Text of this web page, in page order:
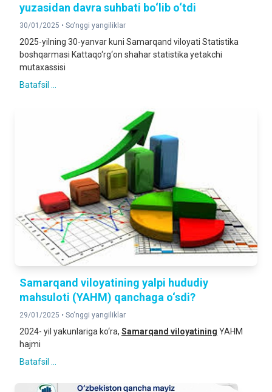
yuzasidan davra suhbati bo‘lib o‘tdi
30/01/2025 • So‘nggi yangiliklar
2025-yilning 30-yanvar kuni Samarqand viloyati Statistika
boshqarmasi Kattaqo‘rg‘on shahar statistika yetakchi
mutaxassisi
Batafsil ...
Samarqand viloyatining yalpi hududiy
mahsuloti (YAHM) qanchaga o‘sdi?
29/01/2025 • So‘nggi yangiliklar
2024- yil yakunlariga ko‘ra, Samarqand viloyatining YAHM
hajmi
Batafsil ...